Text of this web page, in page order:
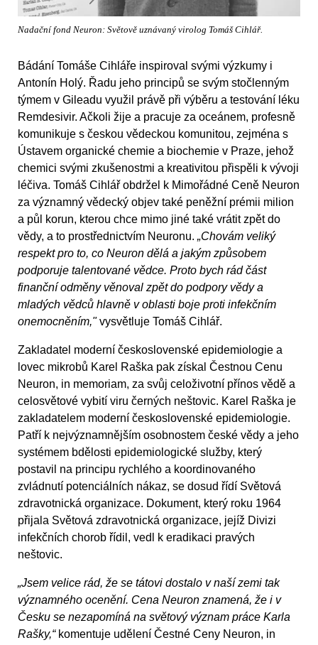
Nadační fond Neuron: Světově uznávaný virolog Tomáš Cihlář.
Bádání Tomáše Cihláře inspiroval svými výzkumy i
Antonín Holý. Řadu jeho principů se svým stočlenným
týmem v Gileadu využil právě při výběru a testování léku
Remdesivir. Ačkoli žije a pracuje za oceánem, profesně
komunikuje s českou vědeckou komunitou, zejména s
Ústavem organické chemie a biochemie v Praze, jehož
chemici svými zkušenostmi a kreativitou přispěli k vývoji
léčiva. Tomáš Cihlář obdržel k Mimořádné Ceně Neuron
za významný vědecký objev také peněžní prémii milion
a půl korun, kterou chce mimo jiné také vrátit zpět do
vědy, a to prostřednictvím Neuronu. „Chovám veliký
respekt pro to, co Neuron dělá a jakým způsobem
podporuje talentované vědce. Proto bych rád část
finanční odměny věnoval zpět do podpory vědy a
mladých vědců hlavně v oblasti boje proti infekčním
onemocněním,"vysvětluje Tomáš Cihlář.
Zakladatel moderní československé epidemiologie a
lovec mikrobů Karel Raška pak získal Čestnou Cenu
Neuron, in memoriam, za svůj celoživotní přínos vědě a
celosvětové vybití viru černých neštovic. Karel Raška je
zakladatelem moderní československé epidemiologie.
Patří k nejvýznamnějším osobnostem české vědy a jeho
systémem bdělosti epidemiologické služby, který
postavil na principu rychlého a koordinovaného
zvládnutí potenciálních nákaz, se dosud řídí Světová
zdravotnická organizace. Dokument, který roku 1964
přijala Světová zdravotnická organizace, jejíž Divizi
infekčních chorob řídil, vedl k eradikaci pravých
neštovic.
„Jsem velice rád, že se tátovi dostalo v naší zemi tak
významného ocenění. Cena Neuron znamená, že i v
Česku se nezapomíná na světový význam práce Karla
Rašky,“komentuje udělení Čestné Ceny Neuron, in